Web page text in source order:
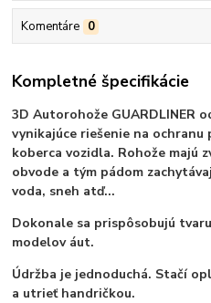
Komentáre 0
Kompletné špecifikácie
3D Autorohože GUARDLINER
vynikajúce riešenie na
koberca vozidla. Rohože majú
obvode a tým pádom
voda, sneh atď...
Dokonale sa prispôsobujú
modelov áut.
Údržba je jednoduchá. Stačí
a utrieť handričkou.